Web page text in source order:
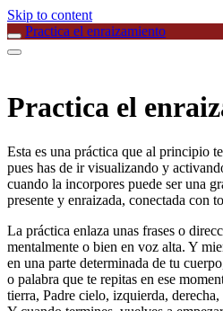
Skip to content
Practica el enraizamiento
Practica el
Esta es una práctica que al principio
pues has de ir visualizando y
cuando la incorpores puede ser una
presente y enraizada, conectada con
La práctica enlaza unas frases o
mentalmente o bien en voz alta. Y
en una parte determinada de tu
o palabra que te repitas en ese
tierra, Padre cielo, izquierda,